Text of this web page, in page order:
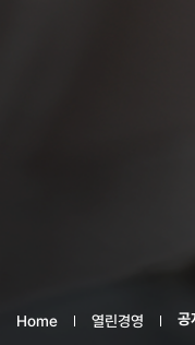
Home 열린경영 공